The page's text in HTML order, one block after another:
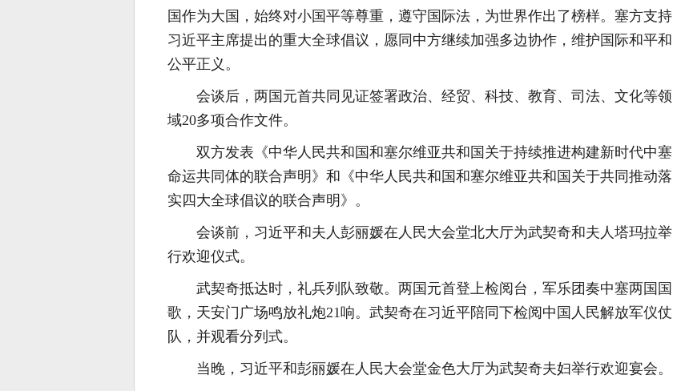
国作为大国，始终对小国平等尊重，遵守国际法，为世界作出了榜样。塞方支持
习近平主席提出的重大全球倡议，愿同中方继续加强多边协作，维护国际和平和
公平正义。
会谈后，两国元首共同见证签署政治、经贸、科技、教育、司法、文化等领
域20多项合作文件。
双方发表《中华人民共和国和塞尔维亚共和国关于持续推进构建新时代中塞
命运共同体的联合声明》和《中华人民共和国和塞尔维亚共和国关于共同推动落
实四大全球倡议的联合声明》。
会谈前，习近平和夫人彭丽媛在人民大会堂北大厅为武契奇和夫人塔玛拉举
行欢迎仪式。
武契奇抵达时，礼兵列队致敬。两国元首登上检阅台，军乐团奏中塞两国国
歌，天安门广场鸣放礼炮21响。武契奇在习近平陪同下检阅中国人民解放军仪仗
队，并观看分列式。
当晚，习近平和彭丽媛在人民大会堂金色大厅为武契奇夫妇举行欢迎宴会。